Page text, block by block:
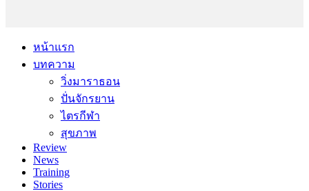
หน้าแรก
บทความ
วิ่งมาราธอน
ปั่นจักรยาน
ไตรกีฬา
สุขภาพ
Review
News
Training
Stories